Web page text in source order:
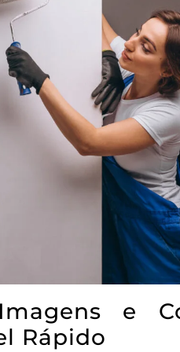
Saiba Mais
e
Rápido